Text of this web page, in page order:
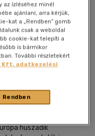
Megosztom
huszadik
az ízléséhez minél
ajánlani, arra kérjük,
kat a „Rendben” gomb
csak a weboldal
cookie-kat telepíti a
is bármikor
További részletekért
Kft. adatkezelési
Rendben